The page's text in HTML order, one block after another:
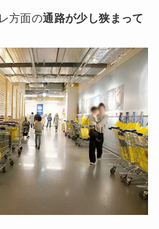
方面の通路が少し狭まって